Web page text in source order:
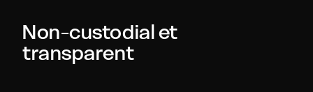
Non-custodial et
transparent